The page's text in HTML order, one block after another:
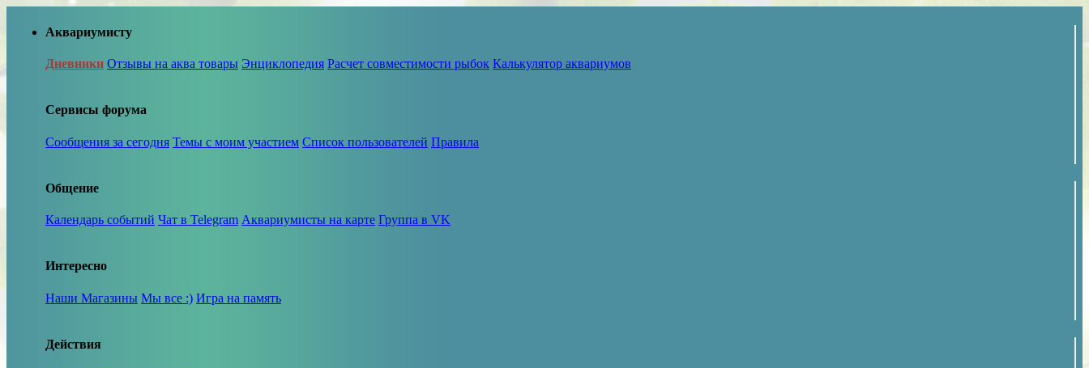
Аквариумисту
Дневники Отзывы на аква товары Энциклопедия Расчет совместимости рыбок Калькулятор аквариумов
Сервисы форума
Сообщения за сегодня Темы с моим участием Список пользователей Правила
Общение
Календарь событий Чат в Telegram Аквариумисты на карте Группа в VK
Интересно
Наши Магазины Мы все :) Игра на память
Действия